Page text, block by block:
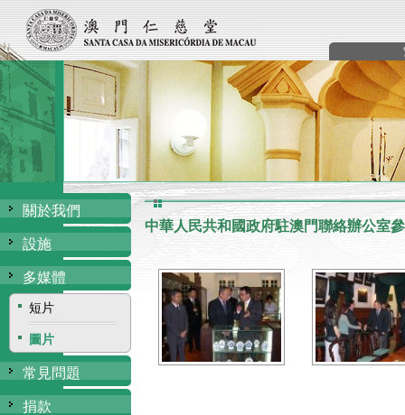
關於我們
設施
多媒體
短片
圖片
常見問題
捐款
中華人民共和國政府駐澳門聯絡辦公室